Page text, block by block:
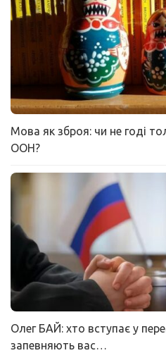
Мова як зброя: чи не годі
ООН?
Олег БАЙ: хто вступає у
запевняють вас…